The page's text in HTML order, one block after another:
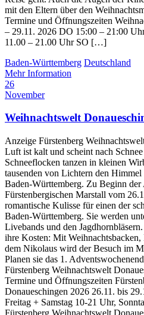
mit den Eltern über den
Termine und Öffnungszeiten
– 29.11. 2026 DO 15:00 – 21:00
11.00 – 21.00 Uhr SO […]
Baden-Württemberg Deutschland
Mehr Information
26
November
Weihnachtswelt
Anzeige Fürstenberg
Luft ist kalt und scheint nach
Schneeflocken tanzen in kleinen
tausenden von Lichtern den
Baden-Württemberg. Zu Beginn
Fürstenbergischen Marstall vom
romantische Kulisse für einen der
Baden-Württemberg. Sie werden
Livebands und den
ihre Kosten: Mit Weihnachtsbacken,
dem Nikolaus wird der Besuch im
Planen sie das 1.
Fürstenberg Weihnachtswelt
Termine und Öffnungszeiten
Donaueschingen 2026 26.11. bis
Freitag + Samstag 10-21 Uhr,